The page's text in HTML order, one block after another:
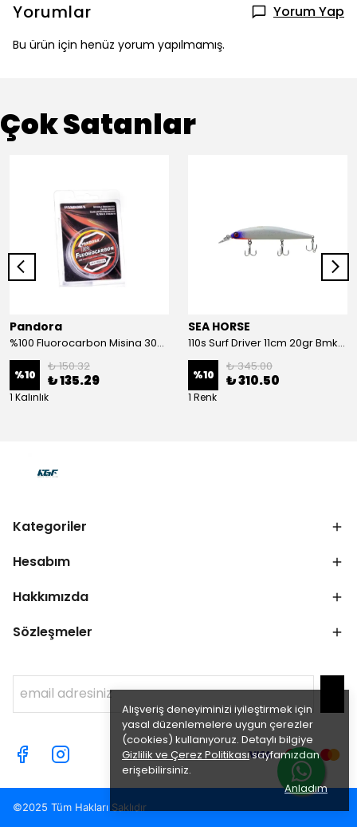
Alışveriş deneyiminizi iyileştirmek için
yasal düzenlemelere uygun çerezler
(cookies) kullanıyoruz. Detaylı bilgiye
Gizlilik ve Çerez Politikasısayfamızdan
erişebilirsiniz.
Anladım
Yorumlar Yorum Yap
Bu ürün için henüz yorum yapılmamış.
Çok Satanlar
Pandora
%100 Fluorocarbon Misina 30mt 0,41mm
%10
₺ 150.32
₺ 135.29
1 Kalınlık
SEA HORSE
110s Surf Driver 11cm 20gr Bmk-05#
%10
₺ 345.00
₺ 310.50
1 Renk
Kategoriler
Hesabım
Hakkımızda
Sözleşmeler
©2025 Tüm Hakları Saklıdır